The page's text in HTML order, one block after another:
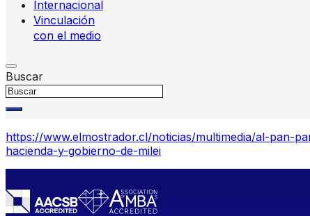
Internacional
Vinculación
con el medio
Buscar
https://www.elmostrador.cl/noticias/multimedia/al-pan-
hacienda-y-gobierno-de-milei